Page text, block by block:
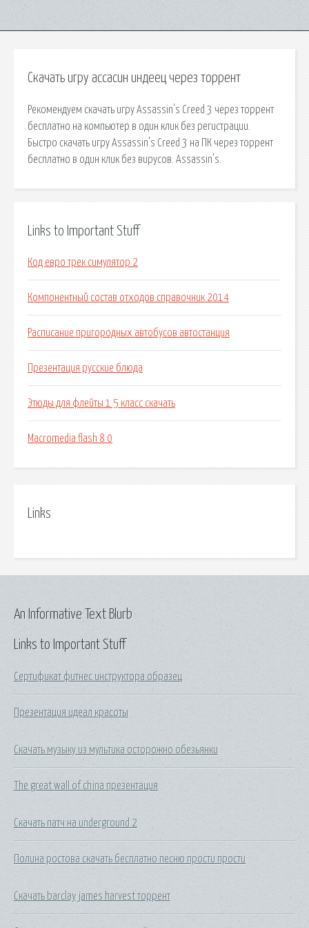
Скачать игру ассасин индеец через торрент
Рекомендуем скачать игру Assassin's Creed 3 через торрент
бесплатно на компьютер в один клик без регистрации.
Быстро скачать игру Assassin's Creed 3 на ПК через торрент
бесплатно в один клик без вирусов. Assassin's.
Links to Important Stuff
Код евро трек симулятор 2
Компонентный состав отходов справочник 2014
Расписание пригородных автобусов автостанция
Презентация русские блюда
Этюды для флейты 1 5 класс скачать
Macromedia flash 8 0
Links
Links to Important Stuff
Сертификат фитнес инструктора образец
Презентация идеал красоты
Скачать музыку из мультика осторожно обезьянки
The great wall of china презентация
Скачать патч на underground 2
Полина ростова скачать бесплатно песню прости прости
Скачать barclay james harvest торрент
An Informative Text Blurb